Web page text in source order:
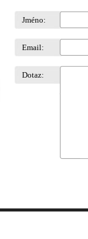
Jméno:
Email:
Dotaz: